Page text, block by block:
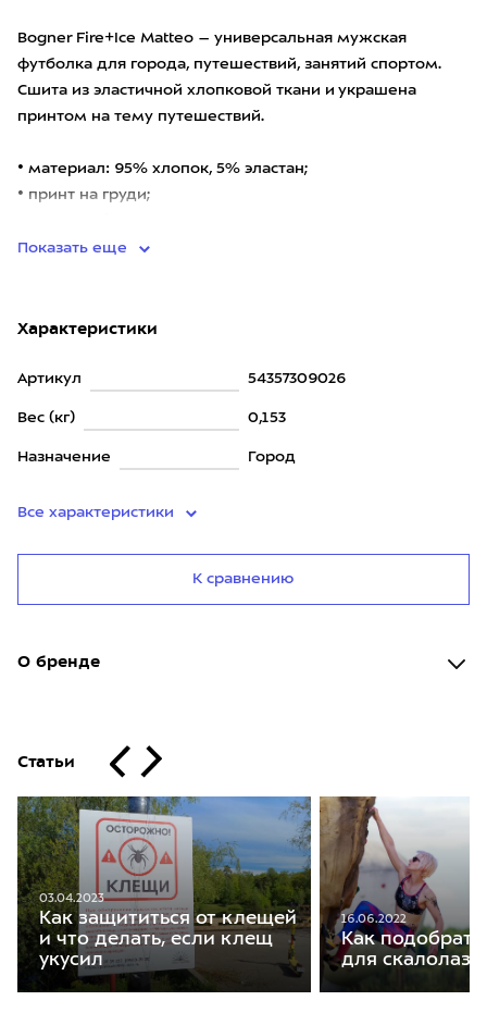
Bogner Fire+Ice Matteo – универсальная мужская
футболка для города, путешествий, занятий спортом.
Сшита из эластичной хлопковой ткани и украшена
принтом на тему путешествий.
• материал: 95% хлопок, 5% эластан;
• принт на груди;
Показать еще
Характеристики
Артикул 54357309026
Вес (кг) 0,153
Назначение Город
Все характеристики
К сравнению
О бренде
Статьи
03.04.2023
Как защититься от клещей
и что делать, если клещ
укусил
16.06.2022
Как
для